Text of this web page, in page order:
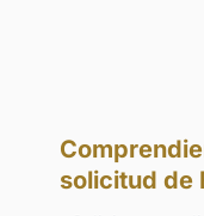
solicitud de